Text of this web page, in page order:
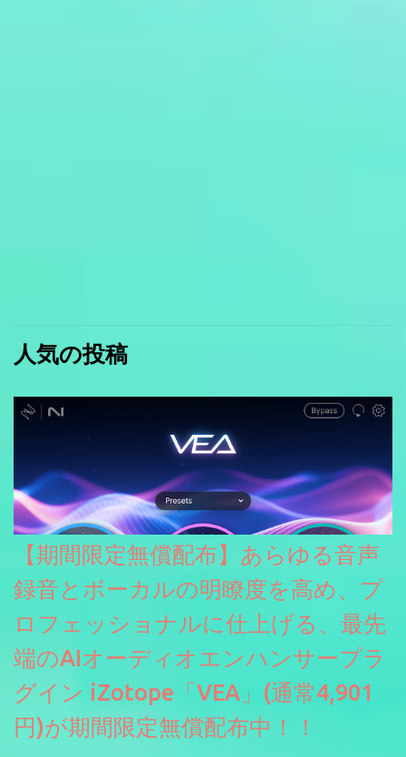
人気の投稿
【期間限定無償配布】あらゆる音声
録音とボーカルの明瞭度を高め、プ
ロフェッショナルに仕上げる、最先
端のAIオーディオエンハンサープラ
グイン iZotope「VEA」(通常4,901
円)が期間限定無償配布中！！